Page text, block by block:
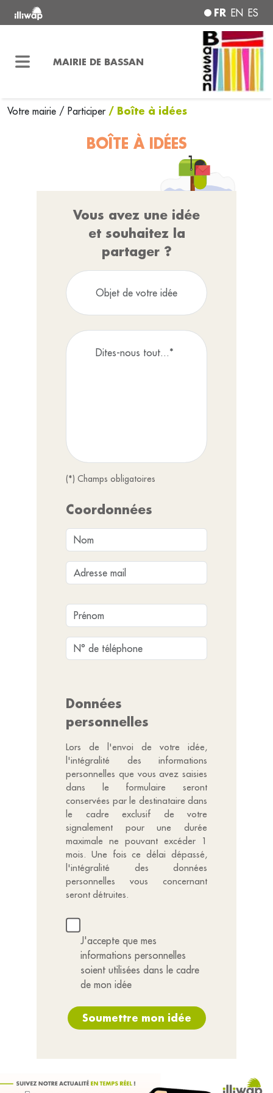
FR EN ES
MAIRIE DE BASSAN
Votre mairie / Participer / Boîte à idées
BOÎTE À IDÉES
Vous avez une idée
et souhaitez la
partager ?
(*) Champs obligatoires
Coordonnées
Données
personnelles
Lors de l'envoi de votre idée,
l'intégralité des informations
personnelles que vous avez saisies
dans le formulaire seront
conservées par le destinataire dans
le cadre exclusif de votre
signalement pour une durée
maximale ne pouvant excéder 1
mois. Une fois ce délai dépassé,
l'intégralité des données
personnelles vous concernant
seront détruites.
J'accepte que mes
informations personnelles
soient utilisées dans le cadre
de mon idée
Soumettre mon idée